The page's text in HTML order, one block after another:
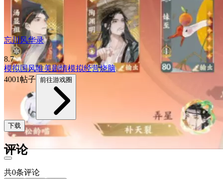
忘川风华录
8.7
模拟国风唯美剧情模拟经营烧脑
4001帖子 前往游戏圈
下载
评论
共0条评论